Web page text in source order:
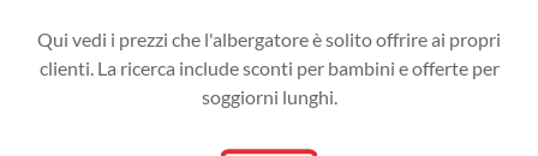
Qui vedi i prezzi che l'albergatore è solito offrire ai propri
clienti. La ricerca include sconti per bambini e offerte per
soggiorni lunghi.